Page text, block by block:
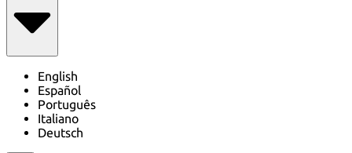
English
Español
Português
Italiano
Deutsch